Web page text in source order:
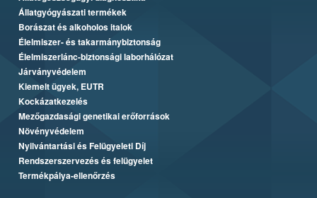
Állatgyógyászati termékek
Borászat és alkoholos italok
Élelmiszer- és takarmánybiztonság
Élelmiszerlánc-biztonsági laborhálózat
Járványvédelem
Kiemelt ügyek, EUTR
Kockázatkezelés
Mezőgazdasági genetikai erőforrások
Növényvédelem
Nyilvántartási és Felügyeleti Díj
Rendszerszervezés és felügyelet
Termékpálya-ellenőrzés